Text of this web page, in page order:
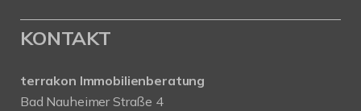
KONTAKT
terrakon Immobilienberatung
Bad Nauheimer Straße 4